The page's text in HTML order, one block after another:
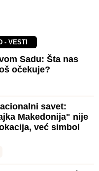
- VESTI
Sadu: Šta nas
očekuje?
savet:
Makedonija" nije
već simbol